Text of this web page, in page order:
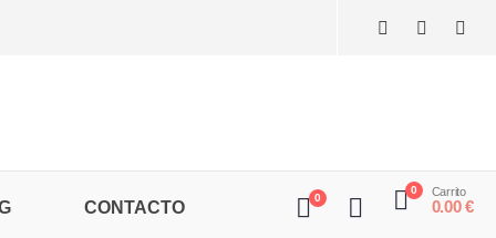
CONTACTO
0
0 Carrito
0.00€